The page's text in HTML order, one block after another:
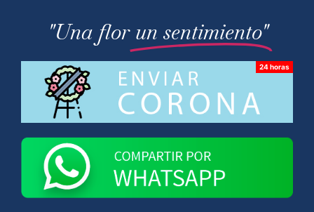
"Una flor un sentimiento"